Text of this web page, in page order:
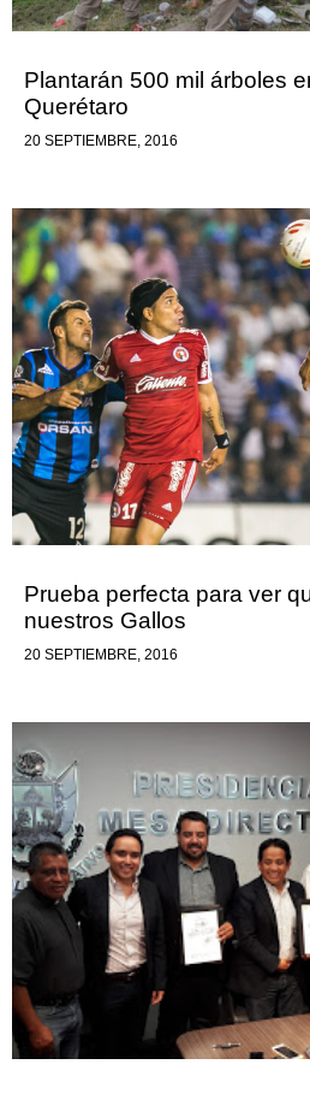
Plantarán 500 mil árboles
Querétaro
20 SEPTIEMBRE, 2016
Prueba perfecta para ver
nuestros Gallos
20 SEPTIEMBRE, 2016